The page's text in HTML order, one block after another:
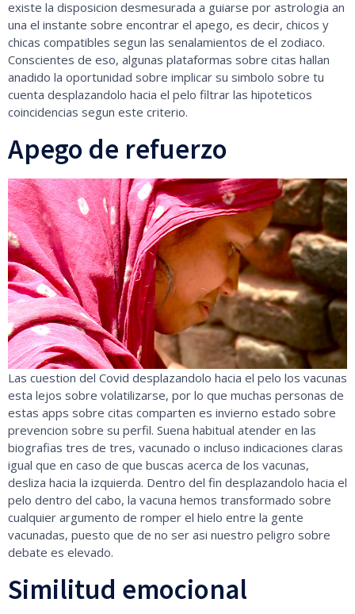
existe la disposicion desmesurada a guiarse por astrologia an
una el instante sobre encontrar el apego, es decir, chicos y
chicas compatibles segun las senalamientos de el zodiaco.
Conscientes de eso, algunas plataformas sobre citas hallan
anadido la oportunidad sobre implicar su simbolo sobre tu
cuenta desplazandolo hacia el pelo filtrar las hipoteticos
coincidencias segun este criterio.
Apego de refuerzo
Las cuestion del Covid desplazandolo hacia el pelo los vacunas
esta lejos sobre volatilizarse, por lo que muchas personas de
estas apps sobre citas comparten es invierno estado sobre
prevencion sobre su perfil. Suena habitual atender en las
biografias tres de tres, vacunado o incluso indicaciones claras
igual que en caso de que buscas acerca de los vacunas,
desliza hacia la izquierda. Dentro del fin desplazandolo hacia el
pelo dentro del cabo, la vacuna hemos transformado sobre
cualquier argumento de romper el hielo entre la gente
vacunadas, puesto que de no ser asi nuestro peligro sobre
debate es elevado.
Similitud emocional